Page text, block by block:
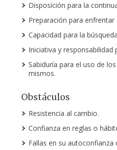
Disposición para la
Preparación para enfrentar
Capacidad para la
Iniciativa y responsabilidad
Sabiduría para el uso de
mismos.
Obstáculos
Resistencia al cambio.
Confianza en reglas o
Fallas en su autoconfianza